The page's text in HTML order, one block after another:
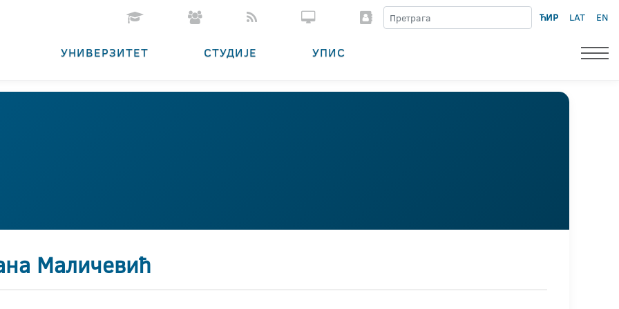
ЋИР LAT EN
УНИВЕРЗИТЕТ СТУДИЈЕ УПИС
Маличевић